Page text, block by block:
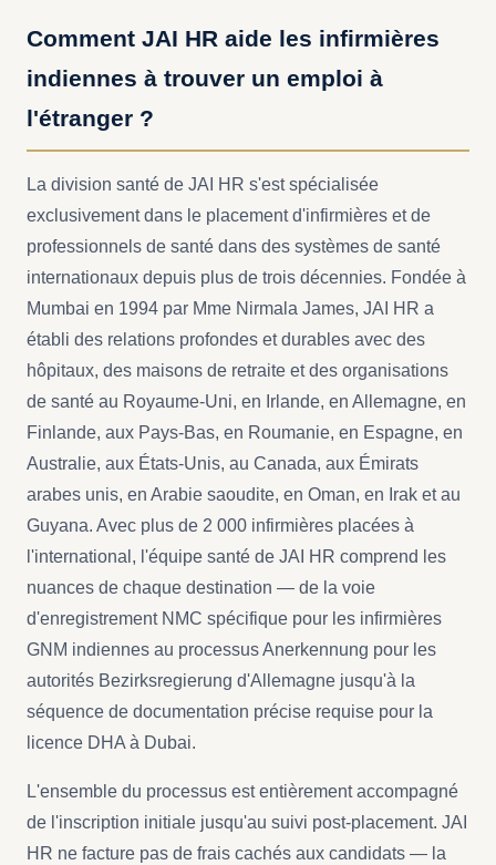
Comment JAI HR aide les infirmières
indiennes à trouver un emploi à
l'étranger ?
La division santé de JAI HR s'est spécialisée
exclusivement dans le placement d'infirmières et de
professionnels de santé dans des systèmes de santé
internationaux depuis plus de trois décennies. Fondée à
Mumbai en 1994 par Mme Nirmala James, JAI HR a
établi des relations profondes et durables avec des
hôpitaux, des maisons de retraite et des organisations
de santé au Royaume-Uni, en Irlande, en Allemagne, en
Finlande, aux Pays-Bas, en Roumanie, en Espagne, en
Australie, aux États-Unis, au Canada, aux Émirats
arabes unis, en Arabie saoudite, en Oman, en Irak et au
Guyana. Avec plus de 2 000 infirmières placées à
l'international, l'équipe santé de JAI HR comprend les
nuances de chaque destination — de la voie
d'enregistrement NMC spécifique pour les infirmières
GNM indiennes au processus Anerkennung pour les
autorités Bezirksregierung d'Allemagne jusqu'à la
séquence de documentation précise requise pour la
licence DHA à Dubai.
L'ensemble du processus est entièrement accompagné
de l'inscription initiale jusqu'au suivi post-placement. JAI
HR ne facture pas de frais cachés aux candidats — la